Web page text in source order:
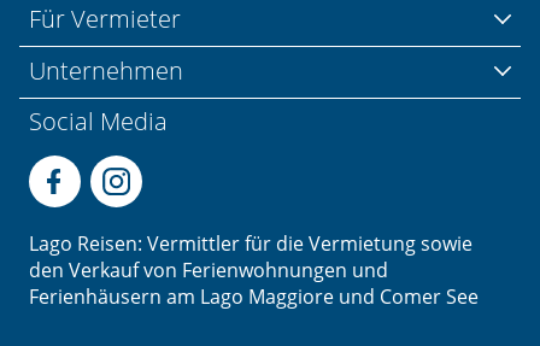
Für Vermieter
Unternehmen
Social Media
Lago Reisen: Vermittler für die Vermietung sowie
den Verkauf von Ferienwohnungen und
Ferienhäusern am Lago Maggiore und Comer See